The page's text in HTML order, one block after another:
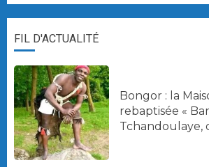
FIL D'ACTUALITÉ
Bongor : la
rebaptisée «
Tchandoulaye,